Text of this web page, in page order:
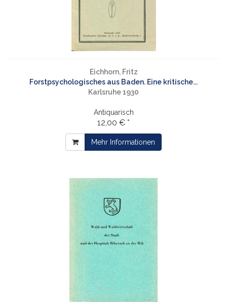
Eichhorn, Fritz
Forstpsychologisches aus Baden. Eine kritische...
Karlsruhe 1930
Antiquarisch
12,00 € *
Mehr Informationen